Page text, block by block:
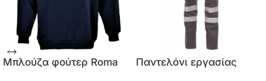
Μπλούζα φούτερ Roma
Παντελόνι εργασίας